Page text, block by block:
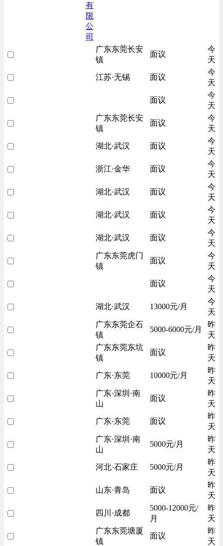
有
限
公
司
广东东莞长安
镇
面议
今
天
江苏·无锡 面议
今
天
面议
今
天
广东东莞长安
镇
面议
今
天
湖北·武汉 面议
今
天
浙江·金华 面议
今
天
湖北·武汉 面议
今
天
湖北·武汉 面议
今
天
湖北·武汉 面议
今
天
广东东莞虎门
镇
面议
今
天
面议
今
天
湖北·武汉 13000元/月
今
天
广东东莞企石
镇
5000-6000元/月
昨
天
广东东莞东坑
镇
面议
昨
天
广东·东莞 10000元/月
昨
天
广东·深圳·南
山
面议
昨
天
广东·东莞 面议
昨
天
广东·深圳·南
山
5000元/月
昨
天
河北·石家庄 5000元/月
昨
天
山东·青岛 面议
昨
天
四川·成都
5000-12000元/
月
昨
天
广东东莞塘厦
镇
面议
昨
天